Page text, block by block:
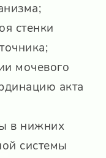
стенки
мочевого
акта
в нижних
системы